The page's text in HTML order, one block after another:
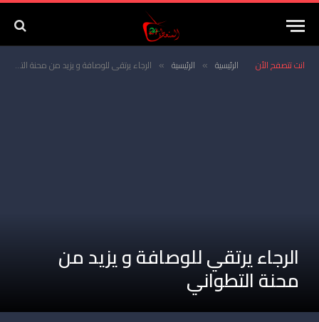
انت تتصفح الأن الرئيسية » الرئيسية » الرجاء يرتقي للوصافة و يزيد من محنة التطواني
الرجاء يرتقي للوصافة و يزيد من
محنة التطواني